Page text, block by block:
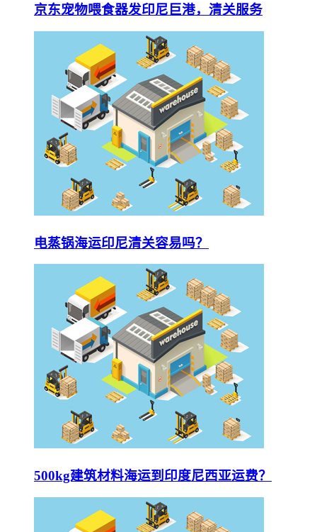
京东宠物喂食器发印尼巨港，清关服务
电蒸锅海运印尼清关容易吗？
500kg建筑材料海运到印度尼西亚运费？